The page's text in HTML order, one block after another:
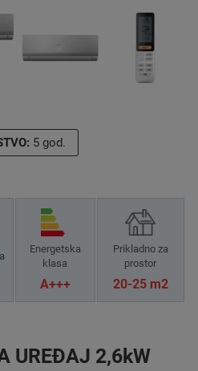
5 god.
Energetska
klasa
A+++
Prikladno za
prostor
20-25 m2
UREĐAJ 2,6kW